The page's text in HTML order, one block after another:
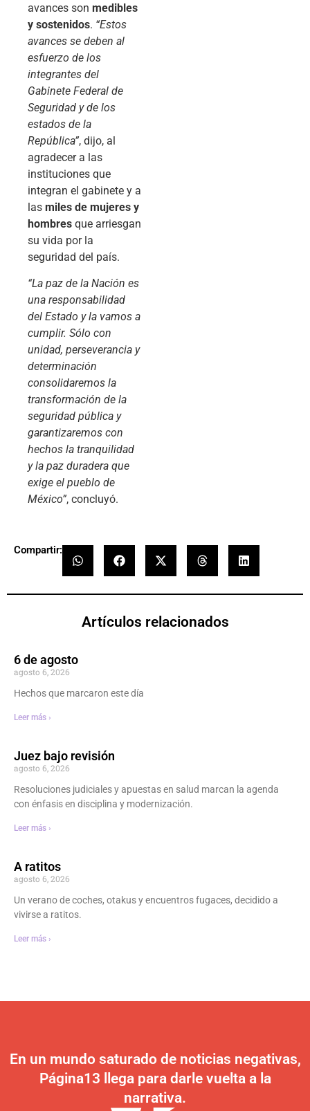
avances son medibles
y sostenidos. “Estos
avances se deben al
esfuerzo de los
integrantes del
Gabinete Federal de
Seguridad y de los
estados de la
República”, dijo, al
agradecer a las
instituciones que
integran el gabinete y a
las miles de mujeres y
hombres que arriesgan
su vida por la
seguridad del país.
“La paz de la Nación es
una responsabilidad
del Estado y la vamos a
cumplir. Sólo con
unidad, perseverancia y
determinación
consolidaremos la
transformación de la
seguridad pública y
garantizaremos con
hechos la tranquilidad
y la paz duradera que
exige el pueblo de
México”, concluyó.
Compartir:
Artículos relacionados
6 de agosto
agosto 6, 2026
Hechos que marcaron este día
Leer más ›
Juez bajo revisión
agosto 6, 2026
Resoluciones judiciales y apuestas en salud marcan la agenda
con énfasis en disciplina y modernización.
Leer más ›
A ratitos
agosto 6, 2026
Un verano de coches, otakus y encuentros fugaces, decidido a
vivirse a ratitos.
Leer más ›
En un mundo saturado de noticias negativas,
Página13 llega para darle vuelta a la
narrativa.